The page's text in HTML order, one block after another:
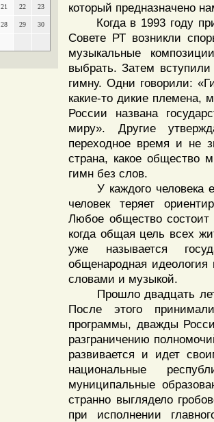
21 22 23
28 29 30
который предназначено
Когда в 1993 году
Совете РТ возникли
музыкальные
выбрать. Затем
гимну. Одни говорили:
какие-то дикие племена,
России названа
миру». Другие
переходное время и не
страна, какое общество
гимн без слов.
У каждого человека
человек теряет
Любое общество
когда общая цель всех
уже называется
общенародная
словами и музыкой.
Прошло двадцать лет,
После этого
программы, дважды
разграничению
развивается и идет
национальные
муниципальные
странно выглядело
при исполнении